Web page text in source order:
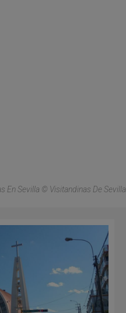
En Sevilla © Visitandinas De Sevilla